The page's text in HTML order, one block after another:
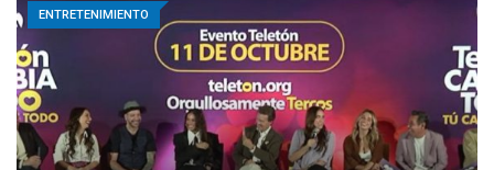
ENTRETENIMIENTO